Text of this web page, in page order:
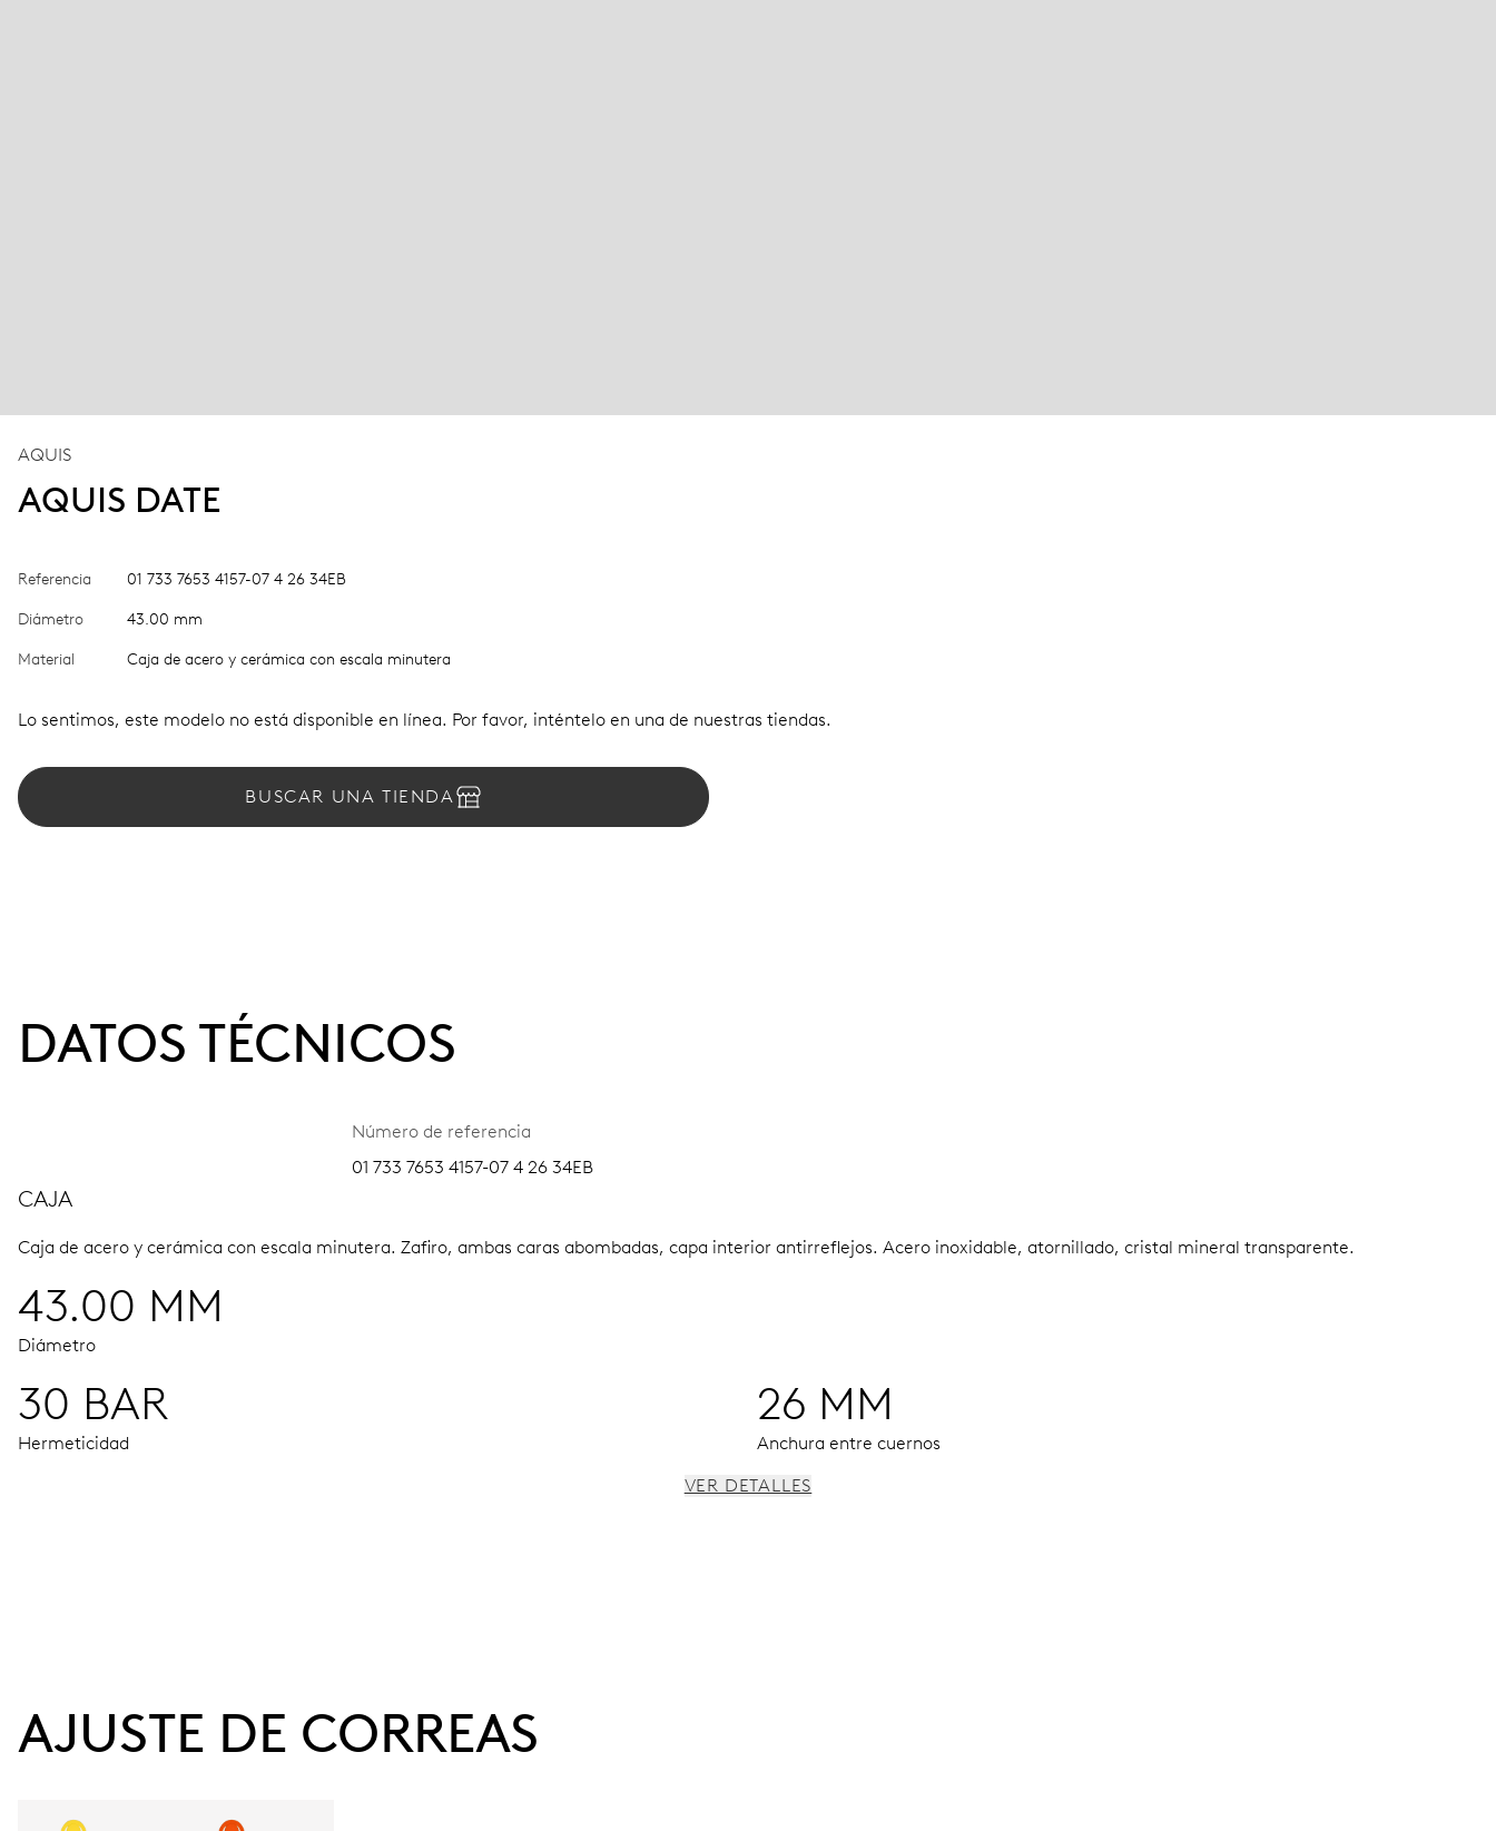
AQUIS
AQUIS DATE
Referencia 01 733 7653 4157-07 4 26 34EB
Diámetro 43.00 mm
Material Caja de acero y cerámica con escala minutera
Lo sentimos, este modelo no está disponible en línea. Por favor, inténtelo en una de nuestras tiendas.
BUSCAR UNA TIENDA
DATOS TÉCNICOS
Número de referencia
01 733 7653 4157-07 4 26 34EB
CAJA
Caja de acero y cerámica con escala minutera. Zafiro, ambas caras abombadas, capa interior antirreflejos. Acero inoxidable, atornillado, cristal mineral transparente.
43.00 MM
Diámetro
30 BAR
Hermeticidad
26 MM
Anchura entre cuernos
Reserva de marcha
VER DETALLES
AJUSTE DE CORREAS